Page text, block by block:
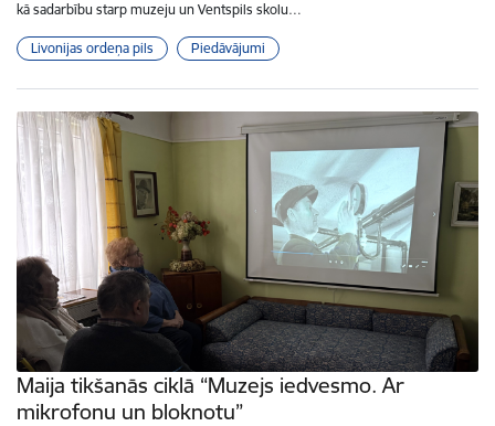
kā sadarbību starp muzeju un Ventspils skolu…
Livonijas ordeņa pils Piedāvājumi
Maija tikšanās ciklā “Muzejs iedvesmo. Ar
mikrofonu un bloknotu”